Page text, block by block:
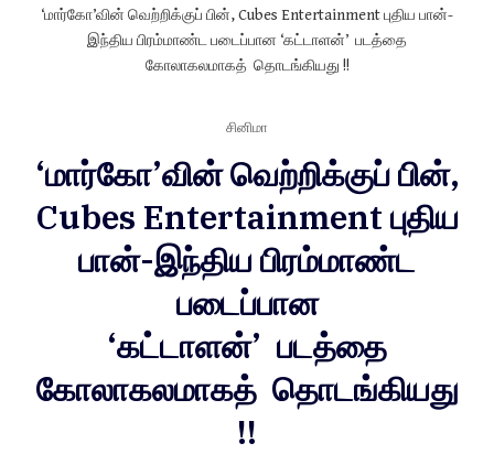
‘மார்கோ’வின் வெற்றிக்குப் பின், Cubes Entertainment புதிய பான்-
இந்திய பிரம்மாண்ட படைப்பான ‘கட்டாளன்’ படத்தை
கோலாகலமாகத் தொடங்கியது !!
சினிமா
‘மார்கோ’வின் வெற்றிக்குப் பின்,
Cubes Entertainment புதிய
பான்-இந்திய பிரம்மாண்ட
படைப்பான
‘கட்டாளன்’ படத்தை
கோலாகலமாகத் தொடங்கியது
!!